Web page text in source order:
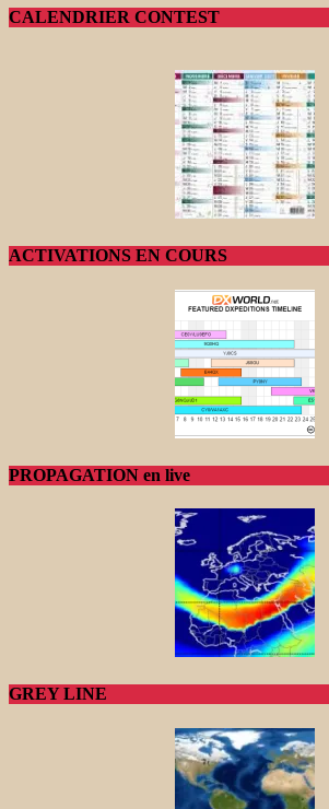
CALENDRIER CONTEST
ACTIVATIONS EN COURS
PROPAGATION en live
GREY LINE